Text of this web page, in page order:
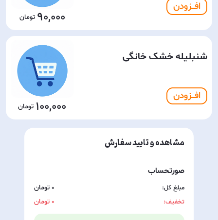
افـــزودن
90,000
شنبلیله خشک خانگی
افـــزودن
100,000
مشاهده و تایید سفارش
صورتحساب
مبلغ کل:
0
تخفیف:
0